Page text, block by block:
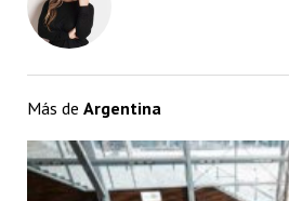
Más de Argentina